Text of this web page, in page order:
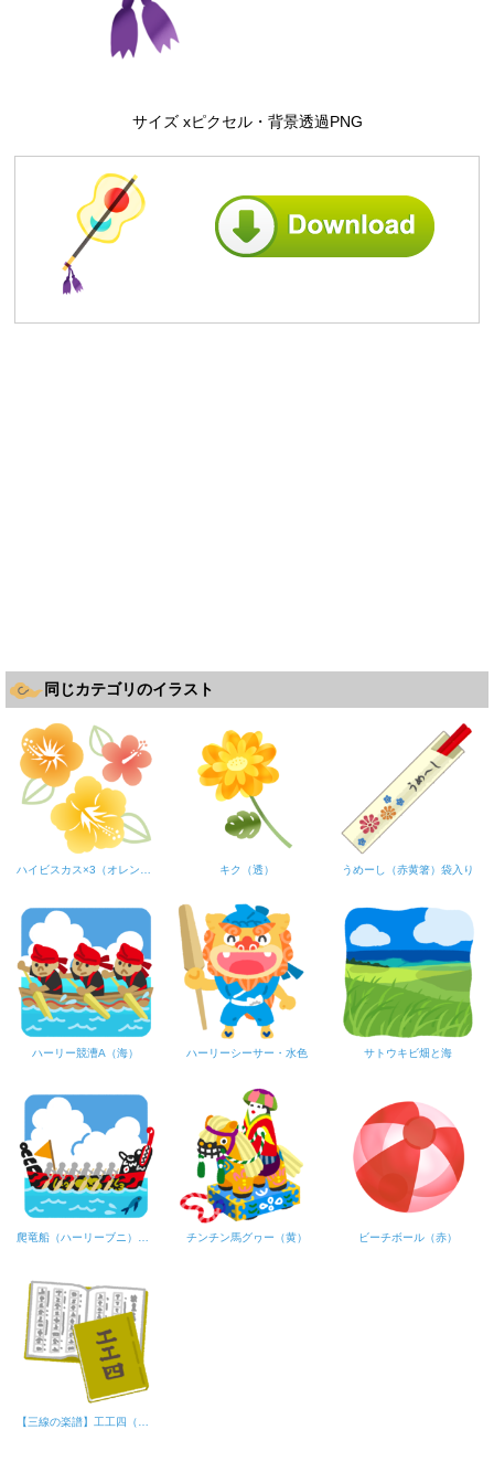
サイズ xピクセル・背景透過PNG
同じカテゴリのイラスト
キク（透） うめーし（赤黄箸）袋入り
ハーリー競漕A（海） ハーリーシーサー・水色 サトウキビ畑と海
チンチン馬グヮー（黄） ビーチボール（赤）